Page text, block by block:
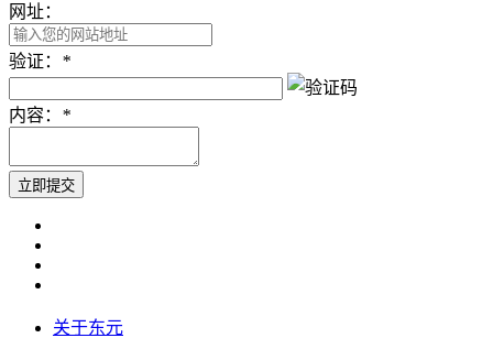
网址：
验证： *
内容： *
关于东元